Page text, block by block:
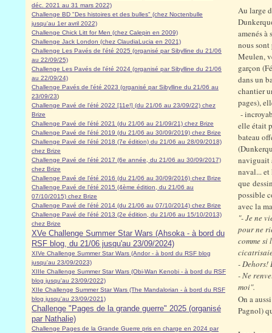
déc. 2021 au 31 mars 2022)
Challenge BD "Des histoires et des bulles" (chez Noctenbulle
jusqu'au 1er avril 2022)
Challenge Chick Litt for Men (chez Calepin en 2009)
Challenge Jack London (chez ClaudiaLucia en 2021)
Challenge Les Pavés de l'été 2025 (organisé par Sibylline du 21/06
au 22/09/25)
Challenge Les Pavés de l'été 2024 (organisé par Sibylline du 21/06
au 22/09/24)
Challenge Pavés de l'été 2023 (organisé par Sibylline du 21/06 au
23/09/23)
Challenge Pavé de l'été 2022 [11e!] (du 21/06 au 23/09/22) chez
Brize
Challenge Pavé de l'été 2021 (du 21/06 au 21/09/21) chez Brize
Challenge Pavé de l'été 2019 (du 21/06 au 30/09/2019) chez Brize
Challenge Pavé de l'été 2018 (7e édition) du 21/06 au 28/09/2018)
chez Brize
Challenge Pavé de l'été 2017 (6e année, du 21/06 au 30/09/2017)
chez Brize
Challenge Pavé de l'été 2016 (du 21/06 au 30/09/2016) chez Brize
Challenge Pavé de l'été 2015 (4ème édition, du 21/06 au
07/10/2015) chez Brize
Challenge Pavé de l'été 2014 (du 21/06 au 07/10/2014) chez Brize
Challenge Pavé de l'été 2013 (2e édition, du 21/06 au 15/10/2013)
chez Brize
XVe Challenge Summer Star Wars (Ahsoka - à bord du
RSF blog, du 21/06 jusqu'au 23/09/2024)
XIVe Challenge Summer Star Wars (Andor - à bord du RSF blog
jusqu'au 23/09/2023)
XIIIe Challenge Summer Star Wars (Obi-Wan Kenobi - à bord du RSF
blog jusqu'au 23/09/2022)
XIIe Challenge Summer Star Wars (The Mandalorian - à bord du RSF
blog jusqu'au 23/09/2021)
Challenge "Pages de la grande guerre" 2025 (organisé
par Nathalie)
Challenge Pages de la Grande Guerre pris en charge en 2024 par
Au large
amenés
nous
Meulen,
garçon
dans un
chantier
pages),
-
elle était
bateau
naviguait
naval... et
que
possible
avec la
"- Je ne
pour ne
comme si
- Dehors!
- Ne
moi".
On a
Pagnol)